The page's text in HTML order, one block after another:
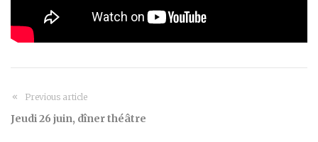
Previous article
Jeudi 26 juin, dîner théâtre